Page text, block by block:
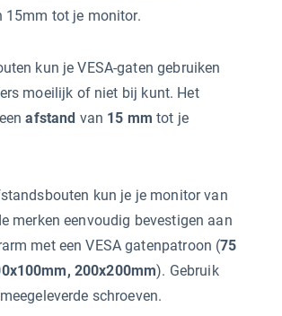
15mm tot je monitor.
kun je VESA-gaten gebruiken
moeilijk of niet bij kunt. Het
afstand van 15 mm tot je
kun je je monitor van
merken eenvoudig bevestigen aan
met een VESA gatenpatroon (75
200x200mm). Gebruik
schroeven.